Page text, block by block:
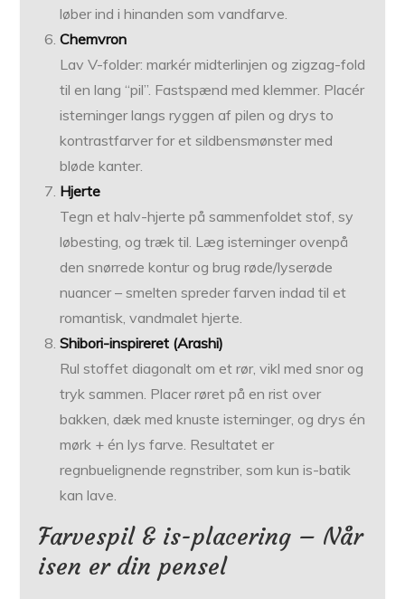
løber ind i hinanden som vandfarve.
Chemvron
Lav V-folder: markér midterlinjen og zigzag-fold
til en lang “pil”. Fastspænd med klemmer. Placér
isterninger langs ryggen af pilen og drys to
kontrastfarver for et sildbensmønster med
bløde kanter.
Hjerte
Tegn et halv-hjerte på sammenfoldet stof, sy
løbesting, og træk til. Læg isterninger ovenpå
den snørrede kontur og brug røde/lyserøde
nuancer – smelten spreder farven indad til et
romantisk, vandmalet hjerte.
Shibori-inspireret (Arashi)
Rul stoffet diagonalt om et rør, vikl med snor og
tryk sammen. Placer røret på en rist over
bakken, dæk med knuste isterninger, og drys én
mørk + én lys farve. Resultatet er
regnbuelignende regnstriber, som kun is-batik
kan lave.
Farvespil & is-placering – Når
isen er din pensel